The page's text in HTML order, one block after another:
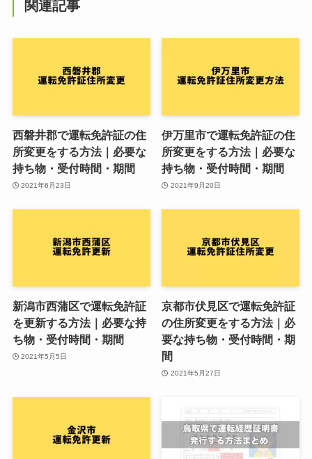
関連記事
西磐井郡で運転免許証の住
所変更をする方法｜必要な
持ち物・受付時間・期間
2021年6月23日
伊万里市で運転免許証の住
所変更をする方法｜必要な
持ち物・受付時間・期間
2021年9月20日
新潟市西蒲区で運転免許証
を更新する方法｜必要な持
ち物・受付時間・期間
2021年5月5日
京都市伏見区で運転免許証
の住所変更をする方法｜必
要な持ち物・受付時間・期
間
2021年5月27日